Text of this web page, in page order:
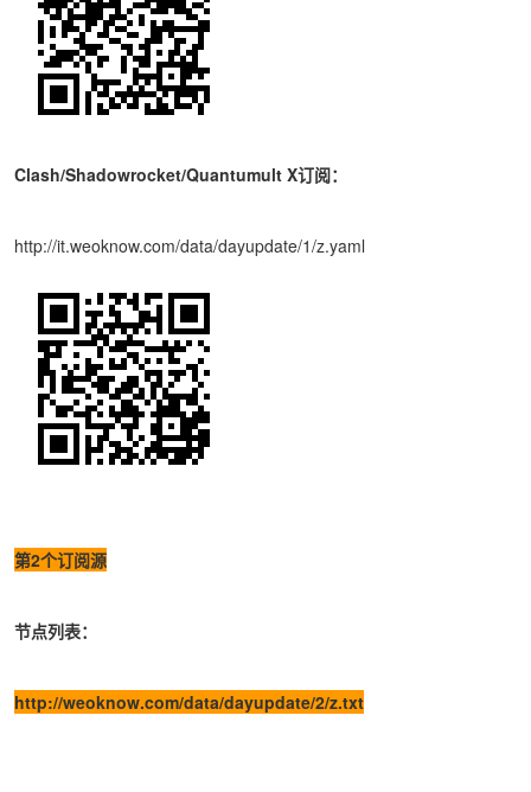
Clash/Shadowrocket/Quantumult X订阅：
http://it.weoknow.com/data/dayupdate/1/z.yaml
第2个订阅源
节点列表：
http://weoknow.com/data/dayupdate/2/z.txt